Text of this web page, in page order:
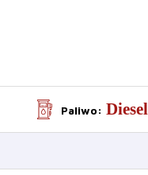
Paliwo: Diesel